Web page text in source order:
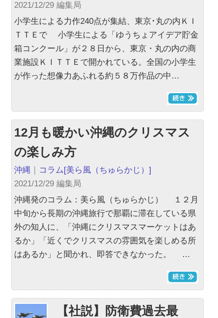
2021/12/29 編集局
小学生による力作240点が集結、東京･丸の内ＫＩ
ＴＴＥで 小学生による「ゆうちょアイデア貯金
箱コンクール」が２８日から、東京・丸の内の商
業施設ＫＩＴＴＥで開かれている。全国の小学生
が作った想像力あふれる約５８万作品の中…
12月も暖かい沖縄のクリスマス
の楽しみ方
沖縄 ｜ コラム[美ら風（ちゅらかじ）]
2021/12/29 編集局
沖縄発のコラム：美ら風（ちゅらかじ） １２月
中旬から長期の沖縄旅行で那覇に滞在している県
外の知人に、「沖縄にクリスマスマーケットはあ
るか」「近くでクリスマスの雰囲気を楽しめる所
はあるか」と聞かれ、即答できなかった。 …
【社説】防衛費過去最